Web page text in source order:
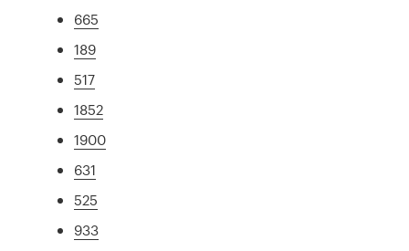
665
189
517
1852
1900
631
525
933